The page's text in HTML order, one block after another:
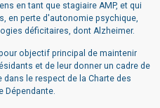
en tant que stagiaire AMP, et qui
en perte d'autonomie psychique,
déficitaires, dont Alzheimer.
objectif principal de maintenir
et de leur donner un cadre de
le respect de la Charte des
Dépendante.